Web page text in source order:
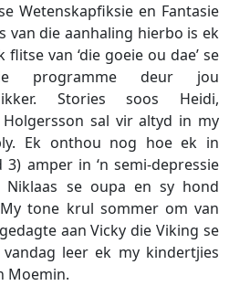
Wetenskapfiksie en Fantasie
van die aanhaling hierbo is ek
van ‘die goeie ou dae’ se
programme deur jou
Stories soos Heidi,
sal vir altyd in my
Ek onthou nog hoe ek in
3) amper in ‘n semi-depressie
se oupa en sy hond
tone krul sommer om van
aan Vicky die Viking se
leer ek my kindertjies
Moemin.